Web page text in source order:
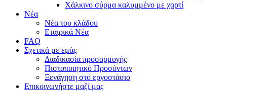
Χάλκινο σύρμα καλυμμένο με χαρτί
Νέα
Νέα του κλάδου
Εταιρικά Νέα
FAQ
Σχετικά με εμάς
Διαδικασία προσαρμογής
Πιστοποιητικό Προσόντων
Ξενάγηση στο εργοστάσιο
Επικοινωνήστε μαζί μας